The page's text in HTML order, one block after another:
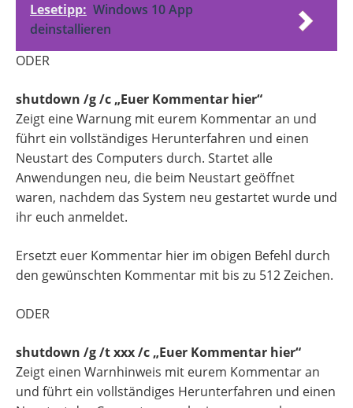
Lesetipp: Windows 10 App
deinstallieren
ODER
shutdown /g /c „Euer Kommentar hier“
Zeigt eine Warnung mit eurem Kommentar an und
führt ein vollständiges Herunterfahren und einen
Neustart des Computers durch. Startet alle
Anwendungen neu, die beim Neustart geöffnet
waren, nachdem das System neu gestartet wurde und
ihr euch anmeldet.
Ersetzt euer Kommentar hier im obigen Befehl durch
den gewünschten Kommentar mit bis zu 512 Zeichen.
ODER
shutdown /g /t xxx /c „Euer Kommentar hier“
Zeigt einen Warnhinweis mit eurem Kommentar an
und führt ein vollständiges Herunterfahren und einen